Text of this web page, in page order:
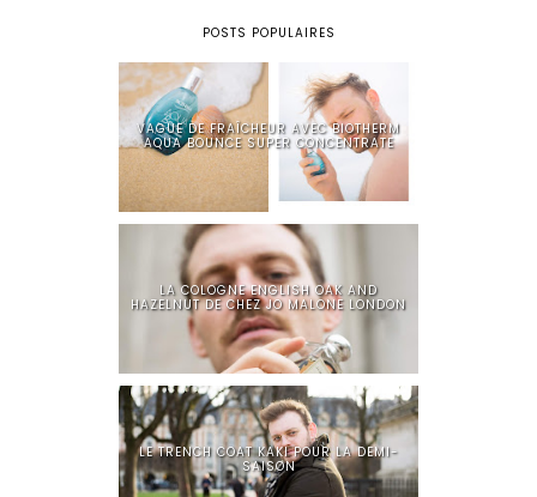
POSTS POPULAIRES
VAGUE DE FRAÎCHEUR AVEC BIOTHERM
AQUA BOUNCE SUPER CONCENTRATE
LA COLOGNE ENGLISH OAK AND
HAZELNUT DE CHEZ JO MALONE LONDON
LE TRENCH COAT KAKI POUR LA DEMI-
SAISON